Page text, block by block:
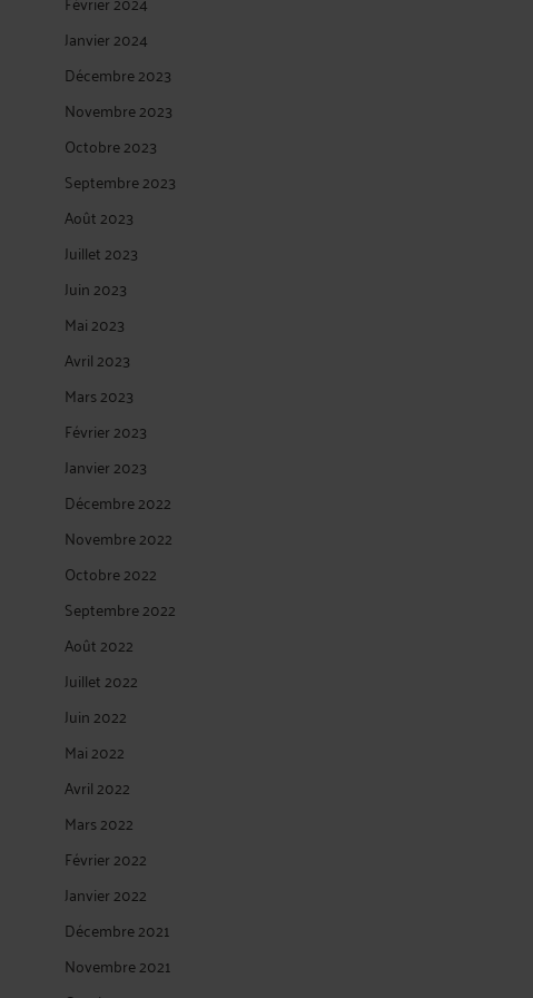
Janvier 2024
Décembre 2023
Novembre 2023
Octobre 2023
Septembre 2023
Août 2023
Juillet 2023
Juin 2023
Mai 2023
Avril 2023
Mars 2023
Février 2023
Janvier 2023
Décembre 2022
Novembre 2022
Octobre 2022
Septembre 2022
Août 2022
Juillet 2022
Juin 2022
Mai 2022
Avril 2022
Mars 2022
Février 2022
Janvier 2022
Décembre 2021
Novembre 2021